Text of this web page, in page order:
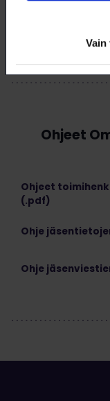
Vain
OmaLoimun
Ohjeet
Ohjeet
(.pdf)
Ohje
Ohje